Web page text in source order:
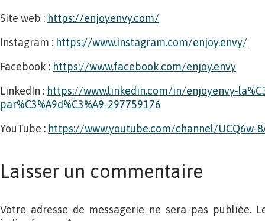
Site web : https://enjoyenvy.com/
Instagram : https://www.instagram.com/enjoy.envy/
Facebook : https://www.facebook.com/enjoy.envy
LinkedIn : https://www.linkedin.com/in/enjoyenvy-
par%C3%A9d%C3%A9-297759176
YouTube : https://www.youtube.com/channel/UCQ6w-
Laisser un commentaire
Votre adresse de messagerie ne sera pas publiée.